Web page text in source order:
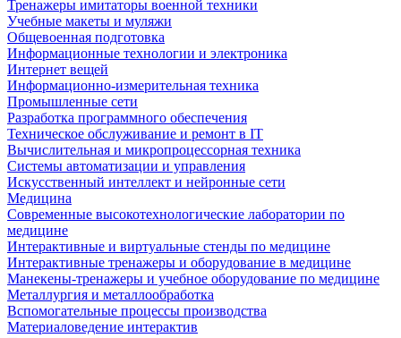
Тренажеры имитаторы военной техники
Учебные макеты и муляжи
Общевоенная подготовка
Информационные технологии и электроника
Интернет вещей
Информационно-измерительная техника
Промышленные сети
Разработка программного обеспечения
Техническое обслуживание и ремонт в IT
Вычислительная и микропроцессорная техника
Системы автоматизации и управления
Искусственный интеллект и нейронные сети
Медицина
Современные высокотехнологические лаборатории по
медицине
Интерактивные и виртуальные стенды по медицине
Интерактивные тренажеры и оборудование в медицине
Манекены-тренажеры и учебное оборудование по медицине
Металлургия и металлообработка
Вспомогательные процессы производства
Материаловедение интерактив